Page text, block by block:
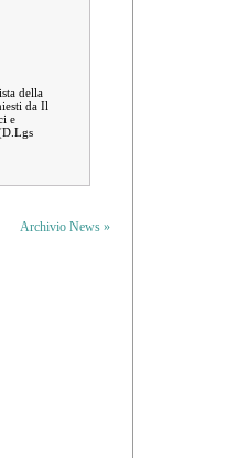
della
da Il
e
Archivio News »